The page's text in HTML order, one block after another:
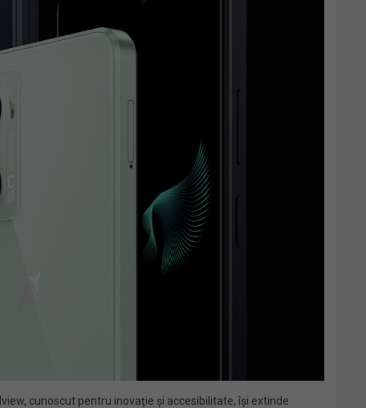
cunoscut pentru inovație și accesibilitate, își extinde